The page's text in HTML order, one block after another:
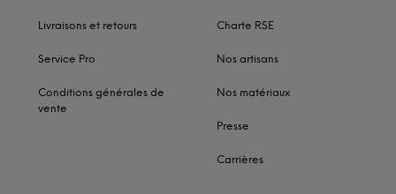
Livraisons et retours
Service Pro
Conditions générales de
vente
Charte RSE
Nos artisans
Nos matériaux
Presse
Carrières